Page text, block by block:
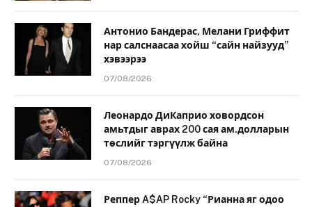
Антонио Бандерас, Мелани Гриффит
нар салснаасаа хойш “сайн найзууд”
хэвээрээ
07/08/2026
Леонардо ДиКаприо ховордсон
амьтдыг аврах 200 сая ам.долларын
төслийг тэргүүлж байна
07/08/2026
Реппер A$AP Rocky “Рианна яг одоо